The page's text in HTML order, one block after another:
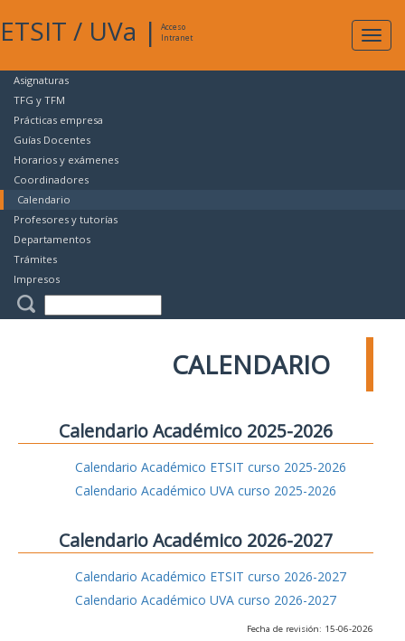
ETSIT / UVa |
Acceso
Intranet
Asignaturas
TFG y TFM
Prácticas empresa
Guías Docentes
Horarios y exámenes
Coordinadores
Calendario
Profesores y tutorías
Departamentos
Trámites
Impresos
CALENDARIO
Calendario Académico 2025-2026
Calendario Académico ETSIT curso 2025-2026
Calendario Académico UVA curso 2025-2026
Calendario Académico 2026-2027
Calendario Académico ETSIT curso 2026-2027
Calendario Académico UVA curso 2026-2027
Fecha de revisión: 15-06-2026